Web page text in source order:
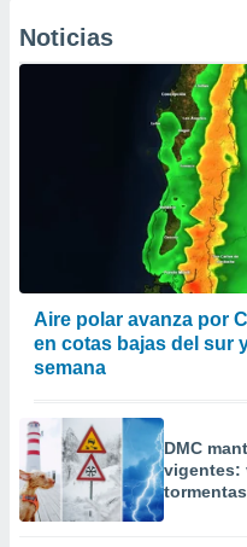
Noticias
Aire polar avanza por
en cotas bajas del sur
semana
DMC
vigentes: